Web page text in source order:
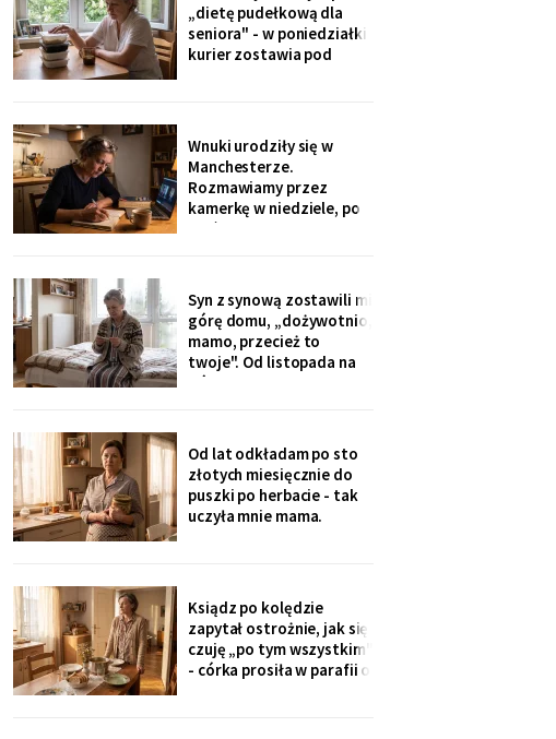
klatce on - młody, z
wąsami, obejmuje ją
ramieniem.
„dietę pudełkową dla
seniora" - w poniedziałki
kurier zostawia pod
jesteśmy spokojni,
mamo". Od marca nikt nie
przyjechał. Na każdym
pudełku naklejka: moje
imię
Wnuki urodziły się w
Manchesterze.
Rozmawiamy przez
kamerkę w niedziele, po
pięć minut, bo „im się
angielsku, a syn
przetłumaczył ze
śmiechem: „pyta, kim jest
ta pani". Kupiłam zeszyt i
uczę się angielskiego
Syn z synową zostawili mi
górę domu, „dożywotnio,
mamo, przecież to
twoje". Od listopada na
górze grzeje tylko jeden
Rano w moim pokoju jest
czternaście stopni.
Termometr przyniosła mi
wnuczka - ona
Od lat odkładam po sto
złotych miesięcznie do
puszki po herbacie - tak
uczyła mnie mama.
wizycie żartuje przy
wszystkich: „u mamy
bank, a my się męczymy z
kredytem". Puszkę
Ksiądz po kolędzie
zapytał ostrożnie, jak się
czuję „po tym wszystkim"
- córka prosiła w parafii o